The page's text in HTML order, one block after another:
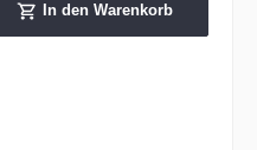
In den Warenkorb